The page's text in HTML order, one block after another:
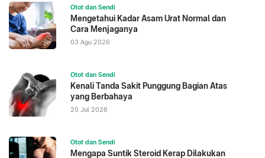
Otot dan Sendi
Mengetahui Kadar Asam Urat Normal dan
Cara Menjaganya
03 Agu 2026
Otot dan Sendi
Kenali Tanda Sakit Punggung Bagian Atas
yang Berbahaya
20 Jul 2026
Otot dan Sendi
Mengapa Suntik Steroid Kerap Dilakukan